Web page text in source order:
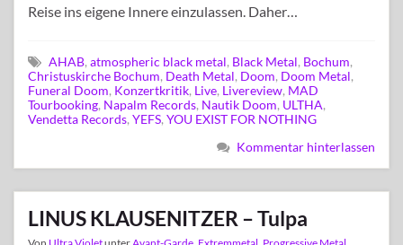
Reise ins eigene Innere einzulassen. Daher…
AHAB, atmospheric black metal, Black Metal, Bochum,
Christuskirche Bochum, Death Metal, Doom, Doom Metal,
Funeral Doom, Konzertkritik, Live, Livereview, MAD
Tourbooking, Napalm Records, Nautik Doom, ULTHA,
Vendetta Records, YEFS, YOU EXIST FOR NOTHING
Kommentar hinterlassen
LINUS KLAUSENITZER – Tulpa